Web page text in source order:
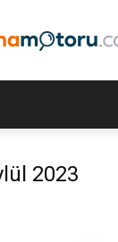
2023